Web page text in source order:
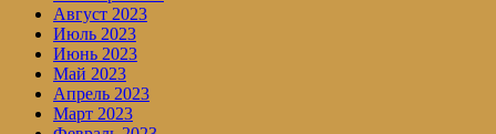
Август 2023
Июль 2023
Июнь 2023
Май 2023
Апрель 2023
Март 2023